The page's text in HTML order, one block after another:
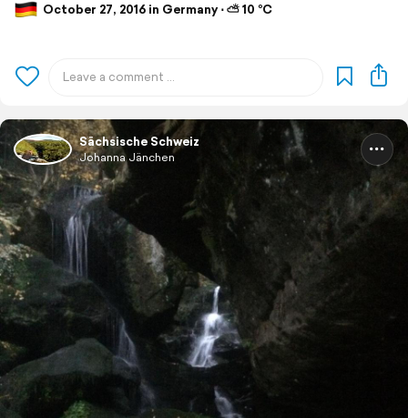
October 27, 2016 in Germany ⋅ ⛅ 10 °C
Sächsische Schweiz
Johanna Jänchen